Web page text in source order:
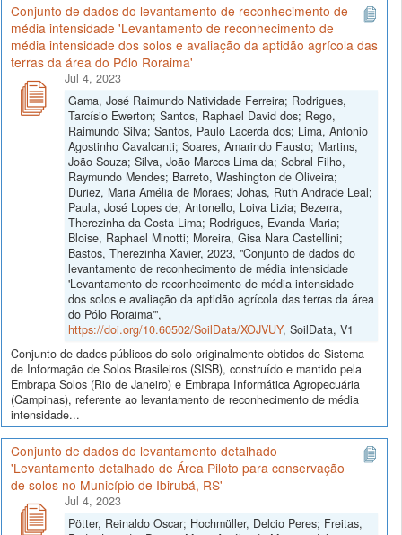
Conjunto de dados do levantamento de reconhecimento de
média intensidade 'Levantamento de reconhecimento de
média intensidade dos solos e avaliação da aptidão agrícola das
terras da área do Pólo Roraima'
Jul 4, 2023
Gama, José Raimundo Natividade Ferreira; Rodrigues,
Tarcísio Ewerton; Santos, Raphael David dos; Rego,
Raimundo Silva; Santos, Paulo Lacerda dos; Lima, Antonio
Agostinho Cavalcanti; Soares, Amarindo Fausto; Martins,
João Souza; Silva, João Marcos Lima da; Sobral Filho,
Raymundo Mendes; Barreto, Washington de Oliveira;
Duriez, Maria Amélia de Moraes; Johas, Ruth Andrade Leal;
Paula, José Lopes de; Antonello, Loiva Lizia; Bezerra,
Therezinha da Costa Lima; Rodrigues, Evanda Maria;
Bloise, Raphael Minotti; Moreira, Gisa Nara Castellini;
Bastos, Therezinha Xavier, 2023, "Conjunto de dados do
levantamento de reconhecimento de média intensidade
'Levantamento de reconhecimento de média intensidade
dos solos e avaliação da aptidão agrícola das terras da área
do Pólo Roraima'",
https://doi.org/10.60502/SoilData/XOJVUY, SoilData, V1
Conjunto de dados públicos do solo originalmente obtidos do Sistema
de Informação de Solos Brasileiros (SISB), construído e mantido pela
Embrapa Solos (Rio de Janeiro) e Embrapa Informática Agropecuária
(Campinas), referente ao levantamento de reconhecimento de média
intensidade...
Conjunto de dados do levantamento detalhado
'Levantamento detalhado de Área Piloto para conservação
de solos no Município de Ibirubá, RS'
Jul 4, 2023
Pötter, Reinaldo Oscar; Hochmüller, Delcio Peres; Freitas,